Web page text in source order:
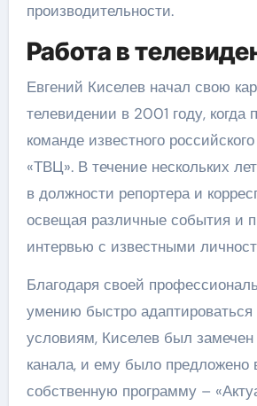
производительности.
Работа в
Евгений Киселев начал свою
телевидении в 2001 году, когда
команде известного
«ТВЦ». В течение нескольких
в должности репортера и
освещая различные события и
интервью с известными
Благодаря своей
умению быстро
условиям, Киселев был замечен
канала, и ему было предложено
собственную программу –